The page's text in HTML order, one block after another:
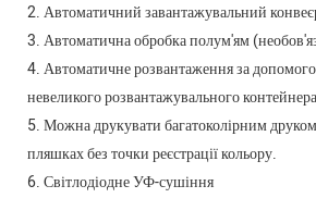
2. Автоматичний завантажувальний
3. Автоматична обробка полум'ям
4. Автоматичне розвантаження за
невеликого розвантажувального
5. Можна друкувати багатоколірним
пляшках без точки реєстрації кольору.
6. Світлодіодне УФ-сушіння